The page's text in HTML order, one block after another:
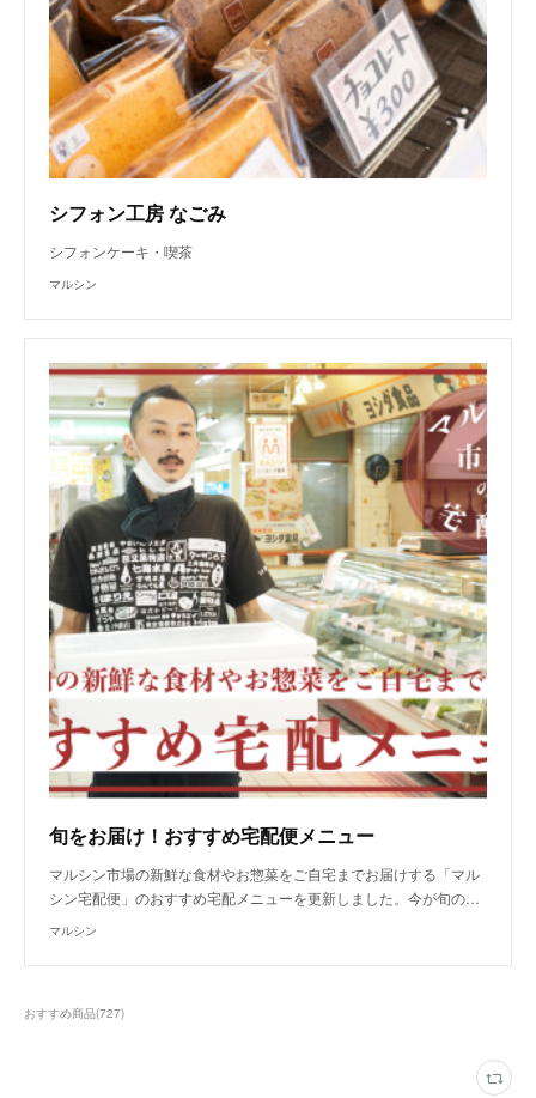
シフォン工房 なごみ
シフォンケーキ・喫茶
マルシン
旬をお届け！おすすめ宅配便メニュー
マルシン市場の新鮮な食材やお惣菜をご自宅までお届けする「マル
シン宅配便」のおすすめ宅配メニューを更新しました。今が旬の…
マルシン
おすすめ商品(727)